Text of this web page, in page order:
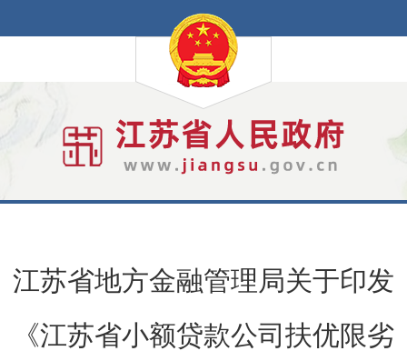
江苏省地方金融管理局关于印发
《江苏省小额贷款公司扶优限劣